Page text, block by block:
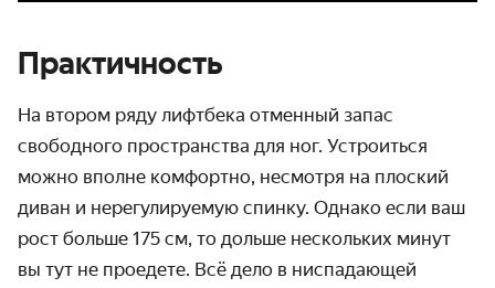
Практичность
На втором ряду лифтбека отменный запас
свободного пространства для ног. Устроиться
можно вполне комфортно, несмотря на плоский
диван и нерегулируемую спинку. Однако если ваш
рост больше 175 см, то дольше нескольких минут
вы тут не проедете. Всё дело в ниспадающей